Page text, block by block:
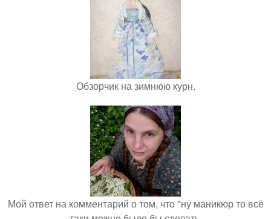
Обзорчик на зимнюю курн.
Мой ответ на комментарий о том, что "ну маникюр то всё